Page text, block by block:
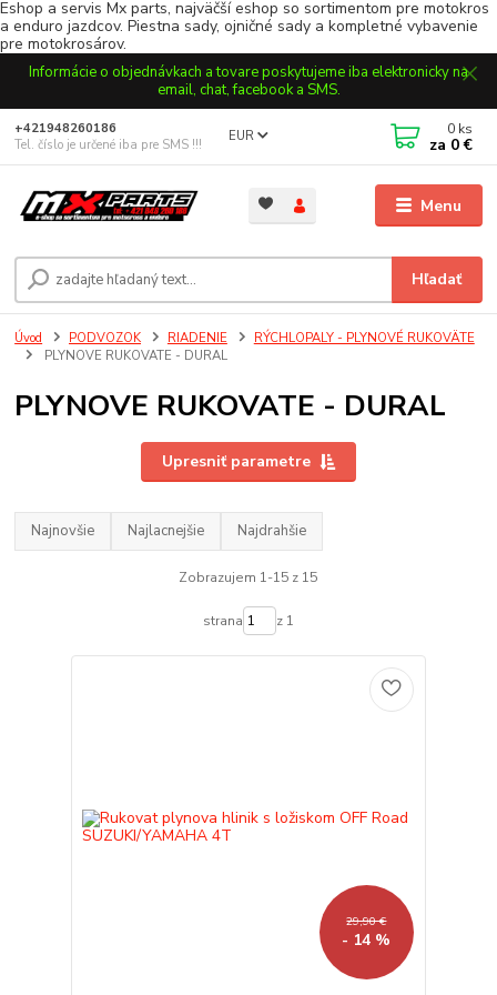
Eshop a servis Mx parts, najväčší eshop so sortimentom pre motokros
a enduro jazdcov. Piestna sady, ojničné sady a kompletné vybavenie
pre motokrosárov.
Informácie o objednávkach a tovare poskytujeme iba elektronicky na
email, chat, facebook a SMS.
Menu
EUR
Hľadať
+421948260186
Tel. číslo je určené iba pre SMS !!!
0 ks
za 0 €
Úvod PODVOZOK RIADENIE
RÝCHLOPALY - PLYNOVÉ RUKOVÄTE
PLYNOVE RUKOVATE - DURAL
PLYNOVE RUKOVATE - DURAL
Upresniť parametre
Najnovšie Najlacnejšie Najdrahšie
Zobrazujem 1-15 z 15
strana z 1
29,90 €
- 14 %